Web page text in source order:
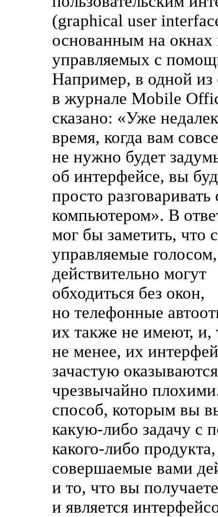
(graphical user
основанным на
управляемых с
Например, в одной из
в журнале Mobile
сказано: «Уже
время, когда вам
не нужно будет
об интерфейсе, вы
просто
компьютером». В
мог бы заметить, что
управляемые голосом,
действительно могут
обходиться без окон,
но телефонные
их также не имеют, и,
не менее, их
зачастую оказываются
чрезвычайно
способ, которым вы
какую-либо задачу с
какого-либо
совершаемые вами
и то, что вы
и является